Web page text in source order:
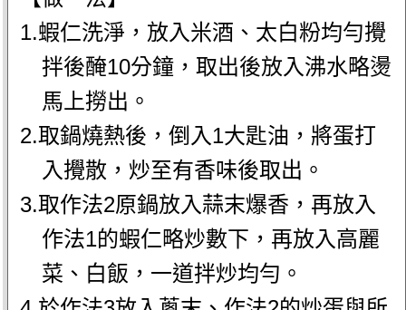
1.蝦仁洗淨，放入米酒、太白粉均勻攪
拌後醃10分鐘，取出後放入沸水略燙
馬上撈出。
2.取鍋燒熱後，倒入1大匙油，將蛋打
入攪散，炒至有香味後取出。
3.取作法2原鍋放入蒜末爆香，再放入
作法1的蝦仁略炒數下，再放入高麗
菜、白飯，一道拌炒均勻。